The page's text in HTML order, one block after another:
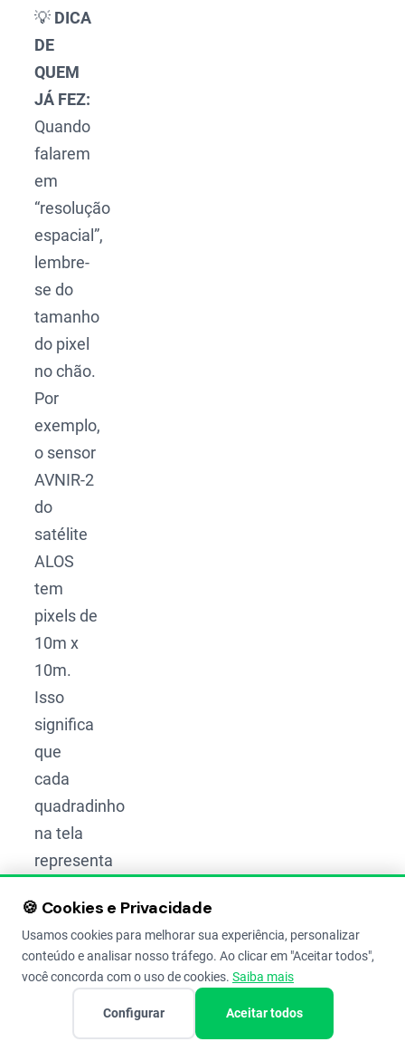
💡 DICA
DE
QUEM
JÁ FEZ:
Quando
falarem
em
“resolução
espacial”,
lembre-
se do
tamanho
do pixel
no chão.
Por
exemplo,
o sensor
AVNIR-2
do
satélite
ALOS
tem
pixels de
10m x
10m.
Isso
significa
que
cada
quadradinho
na tela
representa
da sua
terra. Se
a
mancha
🍪 Cookies e Privacidade
Usamos cookies para melhorar sua experiência, personalizar
conteúdo e analisar nosso tráfego. Ao clicar em "Aceitar todos",
você concorda com o uso de cookies. Saiba mais
Configurar Aceitar todos